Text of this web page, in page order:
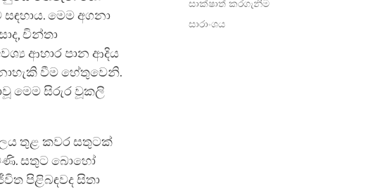
සාක්ෂාත් කරගැනීම
සාරාංශය
මෙම අගනා
චින්තා
ආහාර පාන ආදිය
වීම හේතුවෙනි.
මෙම සිරුර වූකලි
තුළ කවර සතුටක්
සතුට බොහෝ
පිළිබඳවද සිතා